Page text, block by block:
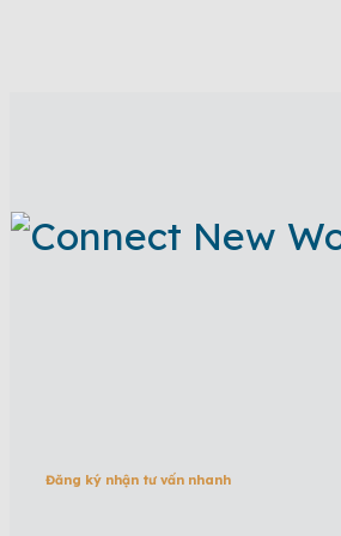
Đăng ký nhận tư vấn nhanh